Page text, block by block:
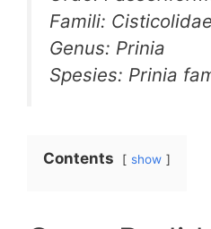
Famili: Cisticolidae
Genus: Prinia
Spesies: Prinia
Contents show